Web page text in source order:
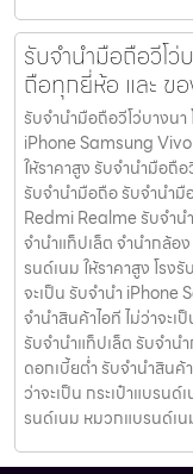
รับจำนำมือถือวีโว่
ถือทุกยี่ห้อ และ ข
รับจำนำมือถือวีโว่บางน
iPhone Samsung
ให้ราคาสูง รับจำนำมือถื
รับจำนำมือถือ รับจำนำ
Redmi Realme รับจำน
จำนำแท็ปเล็ต จำนำกล้อ
รนด์เนม ให้ราคาสูง โร
จะเป็น รับจำนำ iPhone
จำนำสินค้าไอที ไม่ว่าจะ
รับจำนำแท็ปเล็ต รับจำน
ดอกเบี้ยต่ำ รับจำนำสิน
ว่าจะเป็น กระเป๋าแบรน
รนด์เนม หมวกแบรนด์เ